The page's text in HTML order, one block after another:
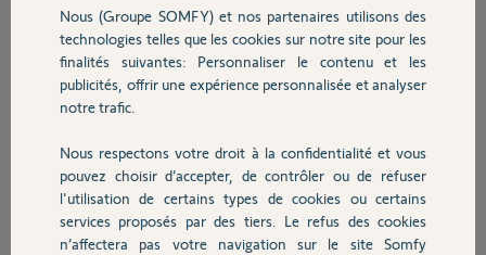
Sécurité
Domotique
Chauffage
Autres produits
guy C.
il y a environ 2 mois
Participer au fil de discussion
Réponses
Bonjour
Nous (Groupe SOMFY) et nos partenaires utilisons des
technologies telles que les cookies sur notre site pour les
finalités suivantes: Personnaliser le contenu et les
publicités, offrir une expérience personnalisée et analyser
notre trafic.
Nous respectons votre droit à la confidentialité et vous
pouvez choisir d’accepter, de contrôler ou de refuser
l'utilisation de certains types de cookies ou certains
services proposés par des tiers. Le refus des cookies
n’affectera pas votre navigation sur le site Somfy